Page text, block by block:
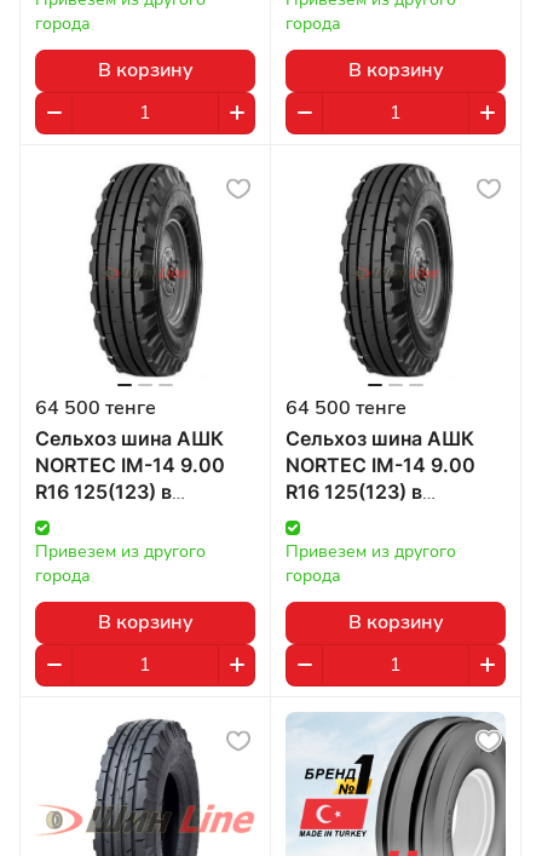
города
В корзину
города
В корзину
64 500 тенге
Сельхоз шина АШК
NORTEC IM-14 9.00
R16 125(123) в
Казахстане
Привезем из другого
города
В корзину
64 500 тенге
Сельхоз шина АШК
NORTEC IM-14 9.00
R16 125(123) в
Казахстане
Привезем из другого
города
В корзину